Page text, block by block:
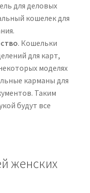
для деловых
кошелек для
. Кошельки
для карт,
моделях
карманы для
Таким
будут все
женских